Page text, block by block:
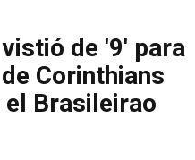
de '9' para
Corinthians
el Brasileirao